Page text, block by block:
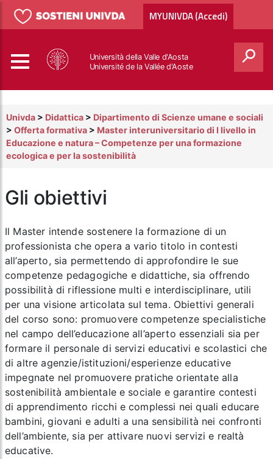
MYUNIVDA (Accedi)
Università della Valle d'Aosta
Université de la Vallée d'Aoste
Univda > Didattica > Dipartimento di Scienze umane e sociali
> Offerta formativa > Master interuniversitario di I livello in
Educazione e natura – Competenze per una formazione
ecologica e per la sostenibilità
Gli obiettivi
Il Master intende sostenere la formazione di un
professionista che opera a vario titolo in contesti
all’aperto, sia permettendo di approfondire le sue
competenze pedagogiche e didattiche, sia offrendo
possibilità di riflessione multi e interdisciplinare, utili
per una visione articolata sul tema. Obiettivi generali
del corso sono: promuovere competenze specialistiche
nel campo dell’educazione all’aperto essenziali sia per
formare il personale di servizi educativi e scolastici che
di altre agenzie/istituzioni/esperienze educative
impegnate nel promuovere pratiche orientate alla
sostenibilità ambientale e sociale e garantire contesti
di apprendimento ricchi e complessi nei quali educare
bambini, giovani e adulti a una sensibilità nei confronti
dell’ambiente, sia per attivare nuovi servizi e realtà
educative.